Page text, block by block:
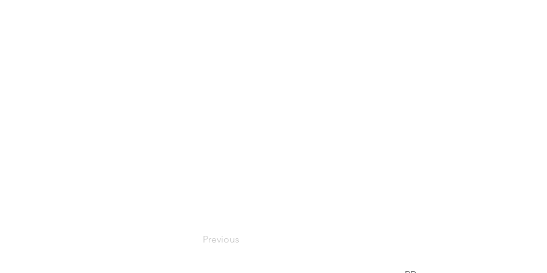
Previous